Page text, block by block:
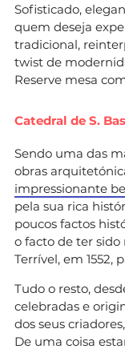
Sofisticado,
quem deseja
tradicional,
twist de
Reserve mesa
Catedral de S.
Sendo uma das
obras
impressionante
pela sua rica
poucos factos
o facto de ter
Terrível, em 1552,
Tudo o resto,
celebradas e
dos seus
De uma coisa